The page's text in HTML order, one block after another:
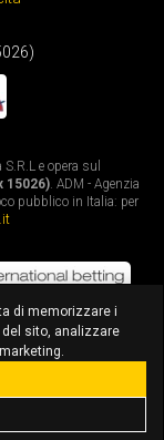
e opera sul
15026). ADM - Agenzia
pubblico in Italia: per
l'app
di memorizzare i
sito, analizzare